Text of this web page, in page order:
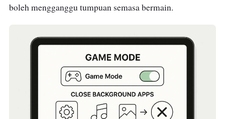
boleh mengganggu tumpuan semasa bermain.